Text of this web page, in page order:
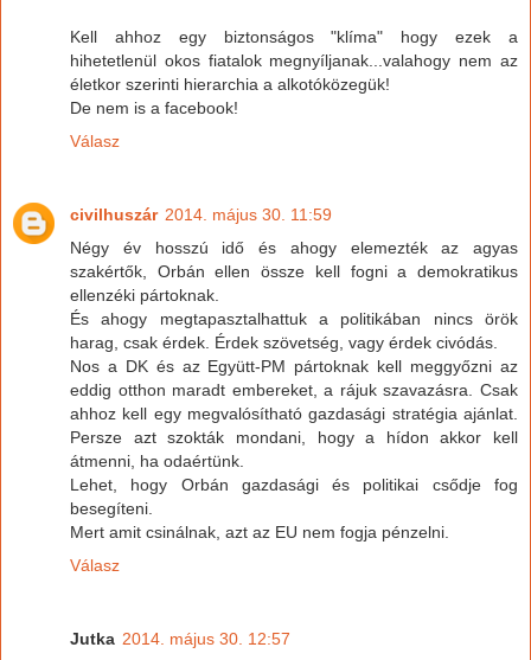
Kell ahhoz egy biztonságos "klíma" hogy ezek a
hihetetlenül okos fiatalok megnyíljanak...valahogy nem az
életkor szerinti hierarchia a alkotóközegük!
De nem is a facebook!
Válasz
civilhuszár 2014. május 30. 11:59
Négy év hosszú idő és ahogy elemezték az agyas
szakértők, Orbán ellen össze kell fogni a demokratikus
ellenzéki pártoknak.
És ahogy megtapasztalhattuk a politikában nincs örök
harag, csak érdek. Érdek szövetség, vagy érdek civódás.
Nos a DK és az Együtt-PM pártoknak kell meggyőzni az
eddig otthon maradt embereket, a rájuk szavazásra. Csak
ahhoz kell egy megvalósítható gazdasági stratégia ajánlat.
Persze azt szokták mondani, hogy a hídon akkor kell
átmenni, ha odaértünk.
Lehet, hogy Orbán gazdasági és politikai csődje fog
besegíteni.
Mert amit csinálnak, azt az EU nem fogja pénzelni.
Válasz
Jutka 2014. május 30. 12:57